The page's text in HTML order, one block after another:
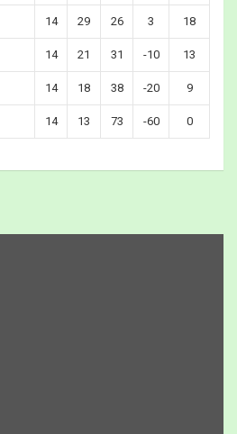
14 29 26 3 18
14 21 31 -10 13
14 18 38 -20 9
14 13 73 -60 0